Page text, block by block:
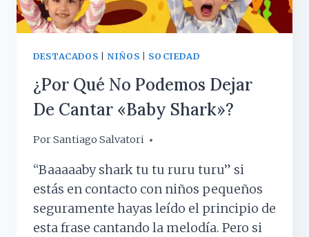
DESTACADOS NIÑOS SOCIEDAD
¿Por Qué No Podemos Dejar
De Cantar «Baby Shark»?
PorSantiago Salvatori
22 enero, 2019
“Baaaaaby shark tu tu ruru turu” si
estás en contacto con niños pequeños
seguramente hayas leído el principio de
esta frase cantando la melodía. Pero si